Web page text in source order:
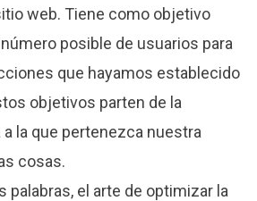
web. Tiene como objetivo
posible de usuarios para
que hayamos establecido
objetivos parten de la
la que pertenezca nuestra
cosas.
palabras, el arte de optimizar la